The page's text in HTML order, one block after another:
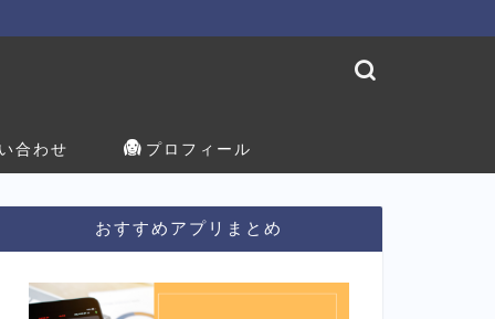
合わせ プロフィール
おすすめアプリまとめ